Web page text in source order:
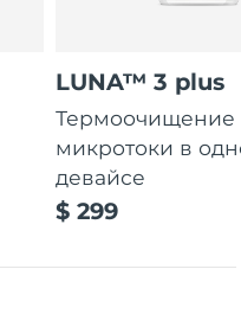
LUNA™ 3 plus
Термоочищение
микротоки в
девайсе
$ 299